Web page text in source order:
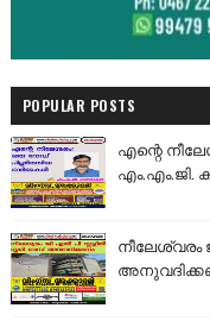
POPULAR POSTS
എന്റെ